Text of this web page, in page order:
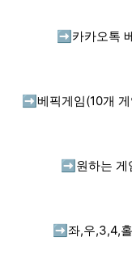
➡️ 카카오톡
➡️ 베픽게임(10개
➡️ 원하는
➡️ 좌,우,3,4,